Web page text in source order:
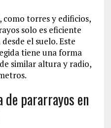
como torres y edificios,
solo es eficiente
el suelo. Este
tiene una forma
similar altura y radio,
de pararrayos en